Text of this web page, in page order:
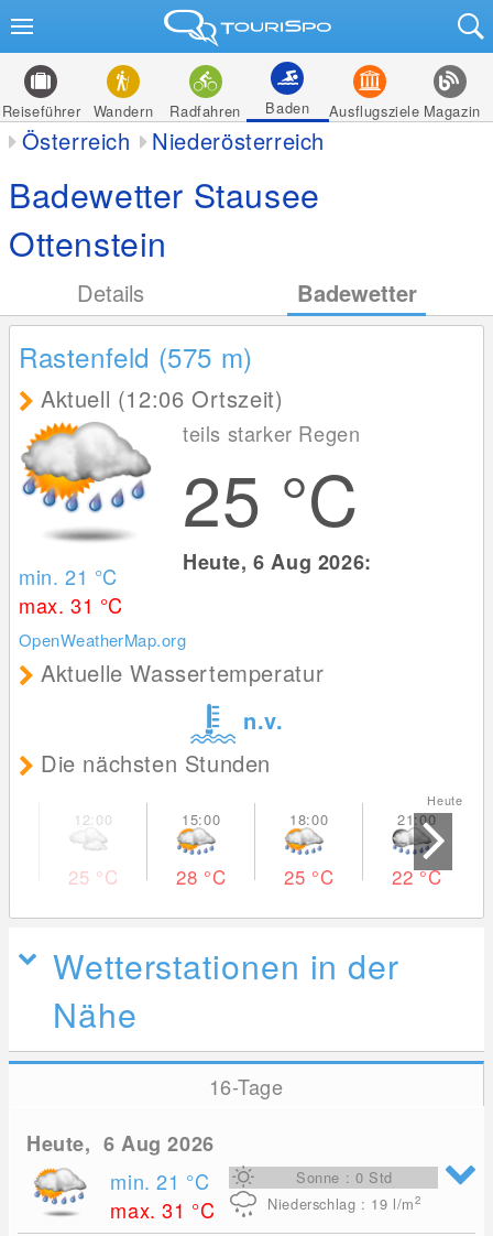
Reiseführer Wandern Radfahren Baden Ausflugsziele Magazin
Österreich Niederösterreich
Badewetter Stausee
Ottenstein
Details Badewetter
Rastenfeld (575 m)
Aktuell (12:06 Ortszeit)
min. 21 °C
max. 31 °C
OpenWeatherMap.org
teils starker Regen
25 °C
Heute, 6 Aug 2026:
Aktuelle Wassertemperatur
n.v.
Die nächsten Stunden
25 °C 28 °C 25 °C 22°C
Heute
Wetterstationen in der
Nähe
16-Tage
Heute, 6 Aug 2026
min. 21 °C
max. 31 °C
Sonne : 0 Std
Niederschlag : 19 l/m2